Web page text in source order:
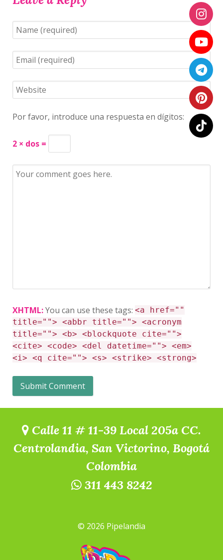
Por favor, introduce una respuesta en dígitos:
2 × dos =
XHTML:You can use these tags: <a href=""
title=""> <abbr title=""> <acronym
title=""> <b> <blockquote cite="">
<cite> <code> <del datetime=""> <em>
<i> <q cite=""> <s> <strike> <strong>
Calle 11 # 11-39 Local 205a CC.
Centrolandia, San Victorino, Bogotá
Colombia
311 443 8242
© 2026 Pipelandia